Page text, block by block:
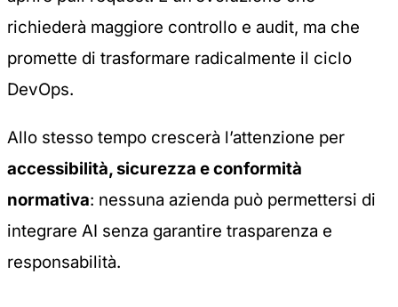
richiederà maggiore controllo e audit, ma che
promette di trasformare radicalmente il ciclo
DevOps.
Allo stesso tempo crescerà l’attenzione per
accessibilità, sicurezza e conformità
normativa: nessuna azienda può permettersi di
integrare AI senza garantire trasparenza e
responsabilità.